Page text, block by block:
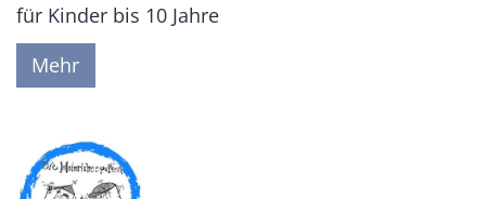
für Kinder bis 10 Jahre
Mehr